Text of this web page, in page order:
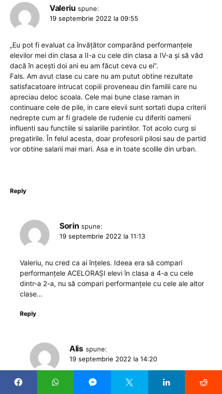
Valeriu spune:
19 septembrie 2022 la 09:55
„Eu pot fi evaluat ca învățător comparând performanțele
elevilor mei din clasa a II-a cu cele din clasa a IV-a și să văd
dacă în acești doi ani eu am făcut ceva cu ei”.
Fals. Am avut clase cu care nu am putut obtine rezultate
satisfacatoare intrucat copiii proveneau din familii care nu
apreciau deloc scoala. Cele mai bune clase raman in
continuare cele de pile, in care elevii sunt sortati dupa criterii
nedrepte cum ar fi gradele de rudenie cu diferiti oameni
influenti sau functiile si salariile parintilor. Tot acolo curg si
pregatirile. În felul acesta, doar profesorii pilosi sau de partid
vor obtine salarii mai mari. Asa e in toate scolile din urban.
Reply
Sorin spune:
19 septembrie 2022 la 11:13
Valeriu, nu cred ca ai înțeles. Ideea era să compari
performanțele ACELORAȘI elevi în clasa a 4-a cu cele
dintr-a 2-a, nu să compari performanțele cu cele ale altor
clase…
Reply
Alis spune:
19 septembrie 2022 la 14:20
Valeriu afirmă că, având o clasă de copii ale căror familii